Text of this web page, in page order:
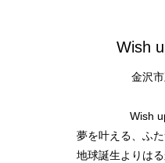
Wish
金沢
Wish
夢を叶える、ふ
地球誕生よりは